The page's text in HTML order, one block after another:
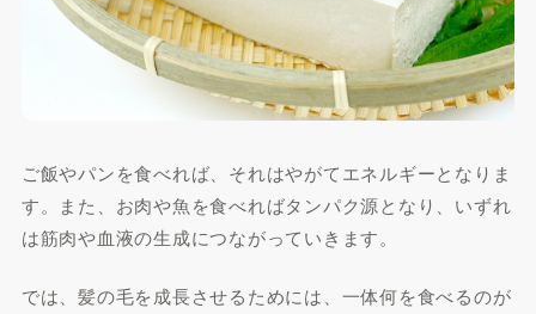
ご飯やパンを食べれば、それはやがてエネルギーとなりま
す。また、お肉や魚を食べればタンパク源となり、いずれ
は筋肉や血液の生成につながっていきます。
では、髪の毛を成長させるためには、一体何を食べるのが